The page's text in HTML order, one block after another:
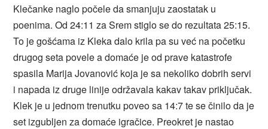
Klečanke naglo počele da smanjuju zaostatak u
poenima. Od 24:11 za Srem stiglo se do rezultata 25:15.
To je gošćama iz Kleka dalo krila pa su već na početku
drugog seta povele a domaće je od prave katastrofe
spasila Marija Jovanović koja je sa nekoliko dobrih servi
i napada iz druge linije održavala kakav takav priključak.
Klek je u jednom trenutku poveo sa 14:7 te se činilo da je
set izgubljen za domaće igračice. Preokret je nastao